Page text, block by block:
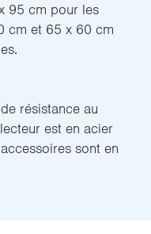
95 cm pour les
cm et 65 x 60 cm
résistance au
est en acier
sont en